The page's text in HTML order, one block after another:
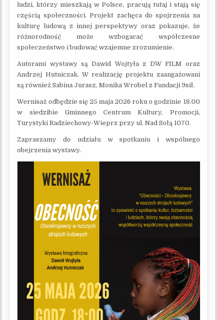
ludzi, którzy mieszkają w Polsce, pracują tutaj i stają się
częścią społeczności. Projekt zachęca do spojrzenia na
kulturę ludową z innej perspektywy oraz pokazuje, że
różnorodność może wzbogacać współczesne
społeczeństwo i budować wzajemne zrozumienie.
Autorami wystawy są Dawid Wojtyła z DW FILM oraz
Andrzej Hutniczak. W realizację projektu zaangażowani
są również Sabina Jurasz, Monika Wrobel z Fundacji 9sił.
Wernisaż odbędzie się 25 maja 2026 roku o godzinie 18.00
w siedzibie Gminnego Centrum Kultury, Promocji,
Turystyki Radziechowy-Wieprz przy ul. Nad Sołą 1070.
Zapraszamy do udziału w spotkaniu i wspólnego
obejrzenia wystawy.